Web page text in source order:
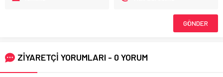
ZİYARETÇİ YORUMLARI - 0 YORUM